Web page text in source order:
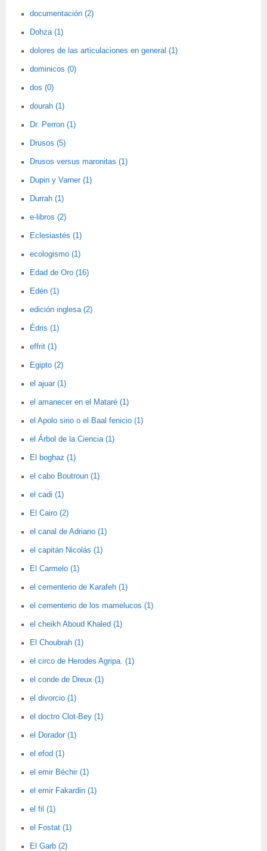
documentación (2)
Dohza (1)
dolores de las articulaciones en general (1)
dominicos (0)
dos (0)
dourah (1)
Dr. Perron (1)
Drusos (5)
Drusos versus maronitas (1)
Dupin y Varner (1)
Durrah (1)
e-libros (2)
Eclesiastés (1)
ecologismo (1)
Edad de Oro (16)
Edén (1)
edición inglesa (2)
Édris (1)
effrit (1)
Egipto (2)
el ajuar (1)
el amanecer en el Mataré (1)
el Apolo sirio o el Baal fenicio (1)
el Árbol de la Ciencia (1)
El boghaz (1)
el cabo Boutroun (1)
el cadi (1)
El Cairo (2)
el canal de Adriano (1)
el capitán Nicolás (1)
El Carmelo (1)
el cementerio de Karafeh (1)
el cementerio de los mamelucos (1)
el cheikh Aboud Khaled (1)
El Choubrah (1)
el circo de Herodes Agripa. (1)
el conde de Dreux (1)
el divorcio (1)
el doctro Clot-Bey (1)
el Dorador (1)
el efod (1)
el emir Béchir (1)
el emir Fakardin (1)
el fil (1)
el Fostat (1)
El Garb (2)